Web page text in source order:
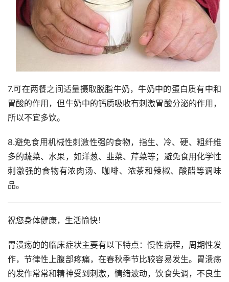
7.可在两餐之间适量摄取脱脂牛奶，牛奶中的蛋白质有中和
胃酸的作用，但牛奶中的钙质吸收有刺激胃酸分泌的作用，
所以不宜多饮。
8.避免食用机械性刺激性强的食物，指生、冷、硬、粗纤维
多的蔬菜、水果，如洋葱、韭菜、芹菜等；避免食用化学性
刺激强的食物有浓肉汤、咖啡、浓茶和辣椒、酸醋等调味
品。
祝您身体健康，生活愉快！
胃溃疡的的临床症状主要有以下特点：慢性病程，周期性发
作，节律性上腹部疼痛，在春秋季节比较容易发生。胃溃疡
的发作常常和精神受到刺激，情绪波动，饮食失调，不良生